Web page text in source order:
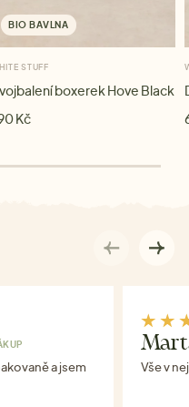
BIO BAVLNA
STUFF
boxerek Hove Black
Kč
a jsem
Vše v